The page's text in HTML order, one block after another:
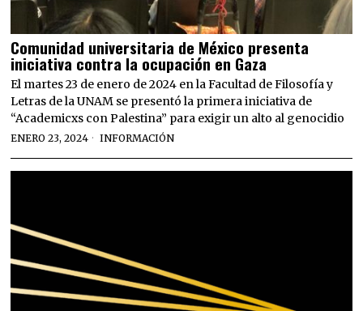
Comunidad universitaria de México presenta
iniciativa contra la ocupación en Gaza
El martes 23 de enero de 2024 en la Facultad de Filosofía y
Letras de la UNAM se presentó la primera iniciativa de
“Academicxs con Palestina” para exigir un alto al genocidio
ENERO 23, 2024 INFORMACIÓN